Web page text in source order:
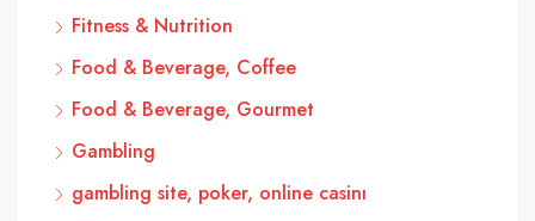
Fitness & Nutrition
Food & Beverage, Coffee
Food & Beverage, Gourmet
Gambling
gambling site, poker, online casinı